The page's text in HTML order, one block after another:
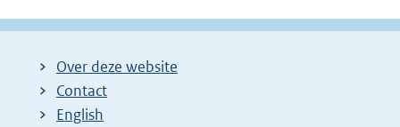
Over deze website
Contact
English